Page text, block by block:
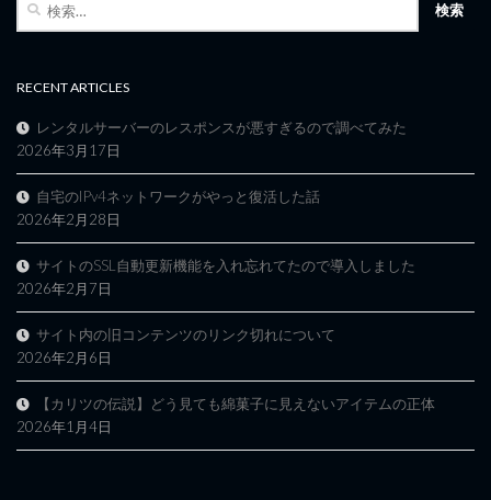
RECENT ARTICLES
レンタルサーバーのレスポンスが悪すぎるので調べてみた
2026年3月17日
自宅のIPv4ネットワークがやっと復活した話
2026年2月28日
サイトのSSL自動更新機能を入れ忘れてたので導入しました
2026年2月7日
サイト内の旧コンテンツのリンク切れについて
2026年2月6日
【カリツの伝説】どう見ても綿菓子に見えないアイテムの正体
2026年1月4日